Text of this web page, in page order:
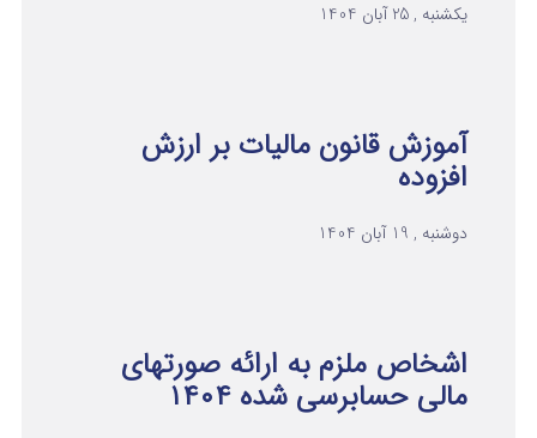
یکشنبه , 25 آبان 1404
آموزش قانون مالیات بر ارزش
افزوده
دوشنبه , 19 آبان 1404
اشخاص ملزم به ارائه صورتهای
مالی حسابرسی شده ۱۴۰۴